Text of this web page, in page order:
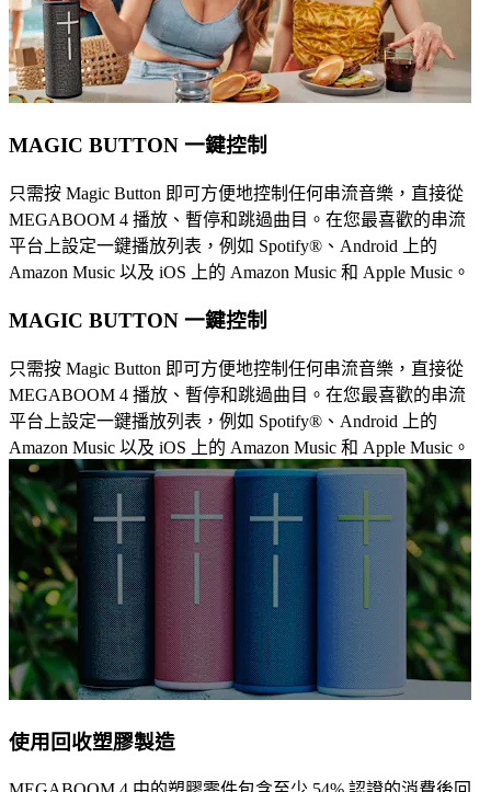
MAGIC BUTTON 一鍵控制
只需按 Magic Button 即可方便地控制任何串流音樂，直接從
MEGABOOM 4 播放、暫停和跳過曲目。在您最喜歡的串流
平台上設定一鍵播放列表，例如 Spotify®、Android 上的
Amazon Music 以及 iOS 上的 Amazon Music 和 Apple Music。
MAGIC BUTTON 一鍵控制
只需按 Magic Button 即可方便地控制任何串流音樂，直接從
MEGABOOM 4 播放、暫停和跳過曲目。在您最喜歡的串流
平台上設定一鍵播放列表，例如 Spotify®、Android 上的
Amazon Music 以及 iOS 上的 Amazon Music 和 Apple Music。
使用回收塑膠製造